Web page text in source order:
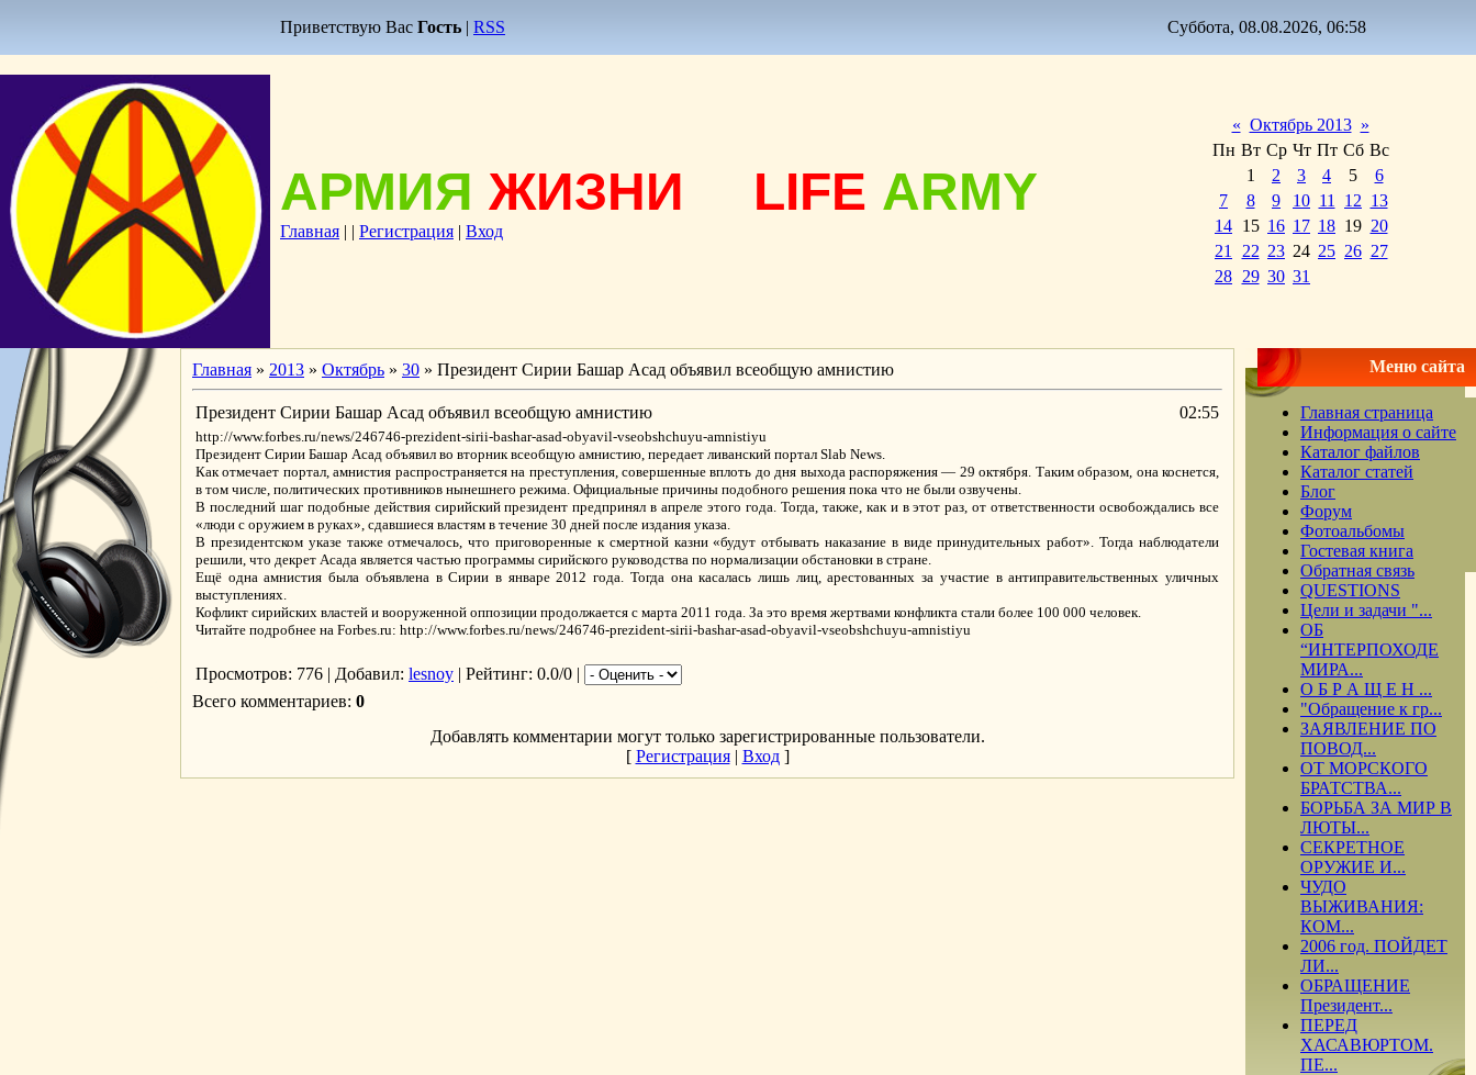
Приветствую Вас Гость | RSS Суббота, 08.08.2026, 06:58
АРМИЯ ЖИЗНИ LIFE ARMY
Главная | | Регистрация | Вход
« Октябрь 2013 »
Пн Вт Ср Чт Пт Сб Вс
1
2 3 4 5
6
7
8 9 10 11 12 13
14 15 16 17 18 19 20
21
22 23 24 25 26 27
28 29 30 31
Главная » 2013 » Октябрь » 30 » Президент Сирии Башар Асад объявил всеобщую амнистию
Президент Сирии Башар Асад объявил всеобщую амнистию 02:55
http://www.forbes.ru/news/246746-prezident-sirii-bashar-asad-obyavil-vseobshchuyu-amnistiyu
Президент Сирии Башар Асад объявил во вторник всеобщую амнистию, передает ливанский портал Slab News.
Как отмечает портал, амнистия распространяется на преступления, совершенные вплоть до дня выхода распоряжения — 29 октября. Таким образом, она коснется,
в том числе, политических противников нынешнего режима. Официальные причины подобного решения пока что не были озвучены.
В последний шаг подобные действия сирийский президент предпринял в апреле этого года. Тогда, также, как и в этот раз, от ответственности освобождались все
«люди с оружием в руках», сдавшиеся властям в течение 30 дней после издания указа.
В президентском указе также отмечалось, что приговоренные к смертной казни «будут отбывать наказание в виде принудительных работ». Тогда наблюдатели
решили, что декрет Асада является частью программы сирийского руководства по нормализации обстановки в стране.
Ещё одна амнистия была объявлена в Сирии в январе 2012 года. Тогда она касалась лишь лиц, арестованных за участие в антиправительственных уличных
выступлениях.
Кофликт сирийских властей и вооруженной оппозиции продолжается с марта 2011 года. За это время жертвами конфликта стали более 100 000 человек.
Читайте подробнее на Forbes.ru: http://www.forbes.ru/news/246746-prezident-sirii-bashar-asad-obyavil-vseobshchuyu-amnistiyu
Просмотров: 776 | Добавил: lesnoy | Рейтинг: 0.0/0 |
Всего комментариев: 0
Добавлять комментарии могут только зарегистрированные пользователи.
[ Регистрация| Вход]
Меню сайта
Главная страница
Информация о сайте
Каталог файлов
Каталог статей
Блог
Форум
Фотоальбомы
Гостевая книга
Обратная связь
QUESTIONS
Цели и задачи "...
ОБ
“ИНТЕРПОХОДЕ
МИРА...
О Б Р А Щ Е Н ...
"Обращение к гр...
ЗАЯВЛЕНИЕ ПО
ПОВОД...
ОТ МОРСКОГО
БРАТСТВА...
БОРЬБА ЗА МИР В
ЛЮТЫ...
СЕКРЕТНОЕ
ОРУЖИЕ И...
ЧУДО
ВЫЖИВАНИЯ:
КОМ...
2006 год. ПОЙДЕТ
ЛИ...
ОБРАЩЕНИЕ
Президент...
ПЕРЕД
ХАСАВЮРТОМ.
ПЕ...